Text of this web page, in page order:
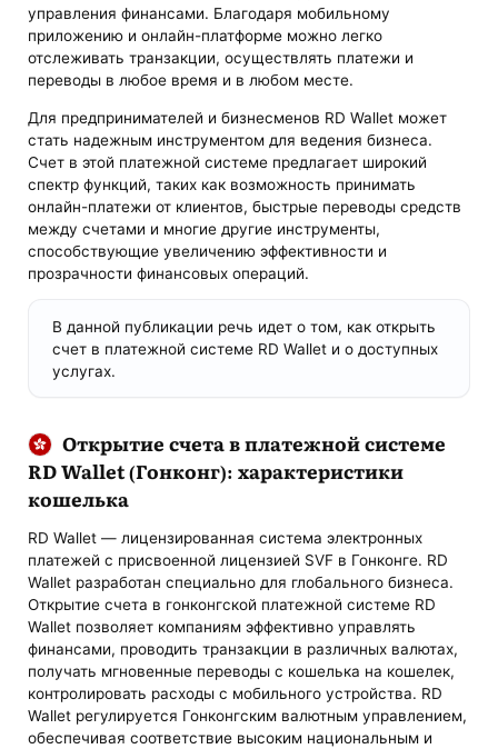
управления финансами. Благодаря мобильному
приложению и онлайн-платформе можно легко
отслеживать транзакции, осуществлять платежи и
переводы в любое время и в любом месте.
Для предпринимателей и бизнесменов RD Wallet может
стать надежным инструментом для ведения бизнеса.
Счет в этой платежной системе предлагает широкий
спектр функций, таких как возможность принимать
онлайн-платежи от клиентов, быстрые переводы средств
между счетами и многие другие инструменты,
способствующие увеличению эффективности и
прозрачности финансовых операций.
В данной публикации речь идет о том, как открыть
счет в платежной системе RD Wallet и о доступных
услугах.
Открытие счета в платежной системе
RD Wallet (Гонконг): характеристики
кошелька
RD Wallet — лицензированная система электронных
платежей с присвоенной лицензией SVF в Гонконге. RD
Wallet разработан специально для глобального бизнеса.
Открытие счета в гонконгской платежной системе RD
Wallet позволяет компаниям эффективно управлять
финансами, проводить транзакции в различных валютах,
получать мгновенные переводы с кошелька на кошелек,
контролировать расходы с мобильного устройства. RD
Wallet регулируется Гонконгским валютным управлением,
обеспечивая соответствие высоким национальным и